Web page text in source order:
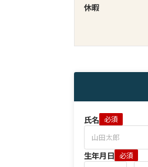
休暇
氏名 必須
生年月日 必須